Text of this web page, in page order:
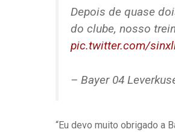
Depois de quase
do clube, nosso
pic.twitter.com/
– Bayer 04
“Eu devo muito obrigado a